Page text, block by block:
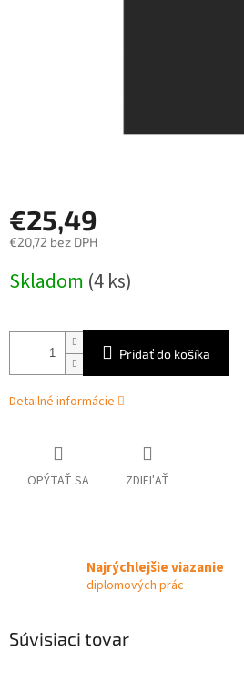
€25,49
€20,72 bez DPH
cena:
Skladom (4 ks)
Pridať do košíka
Detailné informácie
OPÝTAŤ SA ZDIEĽAŤ
Najrýchlejšie viazanie
diplomových prác
Súvisiaci tovar